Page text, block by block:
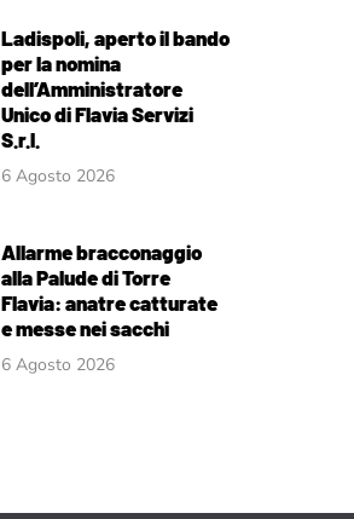
Ladispoli, aperto il bando
per la nomina
dell’Amministratore
Unico di Flavia Servizi
S.r.l.
6 Agosto 2026
Allarme bracconaggio
alla Palude di Torre
Flavia: anatre catturate
e messe nei sacchi
6 Agosto 2026